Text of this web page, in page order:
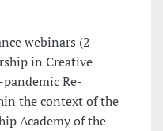
webinars (2
in Creative
Re-
the context of the
Academy of the